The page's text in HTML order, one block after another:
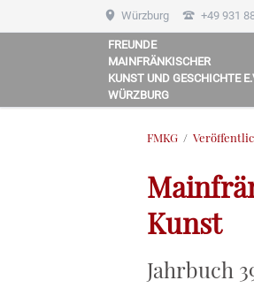
Würzburg +49 931
FREUNDE
MAINFRÄNKISCHER
KUNST UND GESCHICHTE
WÜRZBURG
FMKG
Kunst
Jahrbuch